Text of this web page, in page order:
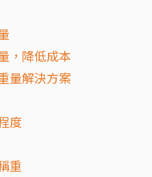
，降低成本
量解決方案
度
重